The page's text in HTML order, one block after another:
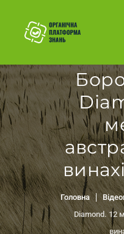
Головна
Diamond. 12